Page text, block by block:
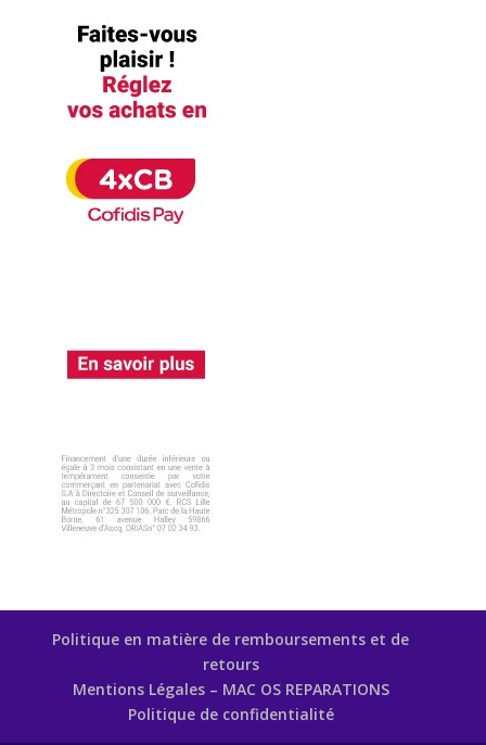
Politique en matière de remboursements et de
retours
Mentions Légales – MAC OS REPARATIONS
Politique de confidentialité